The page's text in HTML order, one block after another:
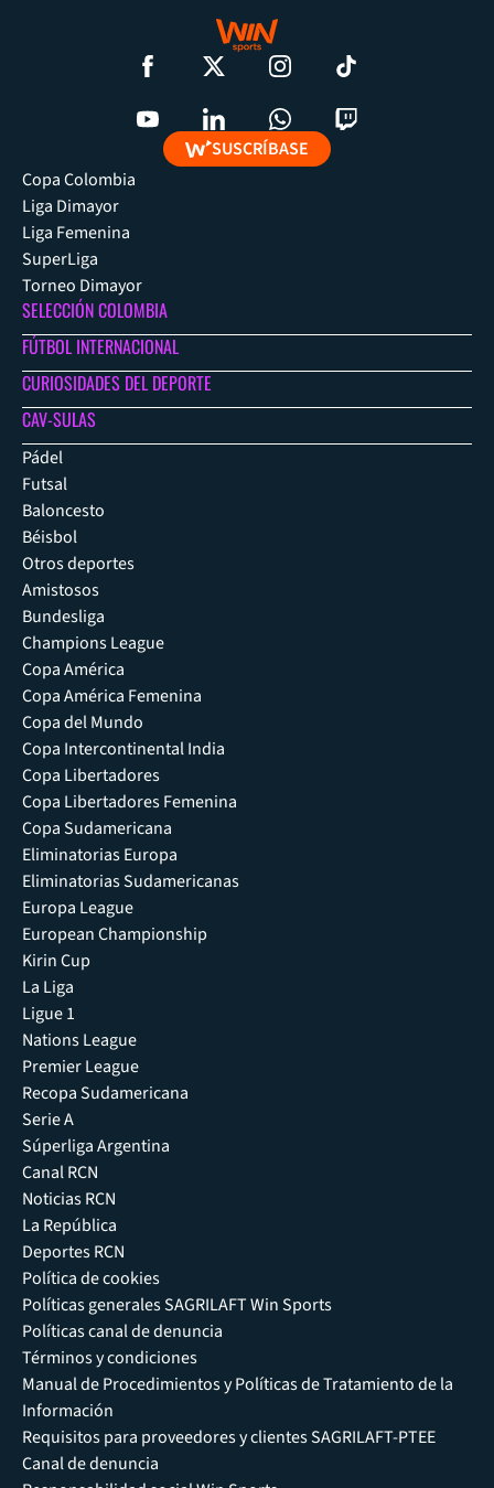
SUSCRÍBASE
Copa Colombia
Liga Dimayor
Liga Femenina
SuperLiga
Torneo Dimayor
SELECCIÓN COLOMBIA
FÚTBOL INTERNACIONAL
CURIOSIDADES DEL DEPORTE
CAV-SULAS
Pádel
Futsal
Baloncesto
Béisbol
Otros deportes
Amistosos
Bundesliga
Champions League
Copa América
Copa América Femenina
Copa del Mundo
Copa Intercontinental India
Copa Libertadores
Copa Libertadores Femenina
Copa Sudamericana
Eliminatorias Europa
Eliminatorias Sudamericanas
Europa League
European Championship
Kirin Cup
La Liga
Ligue 1
Nations League
Premier League
Recopa Sudamericana
Serie A
Súperliga Argentina
Canal RCN
Noticias RCN
La República
Deportes RCN
Política de cookies
Políticas generales SAGRILAFT Win Sports
Políticas canal de denuncia
Términos y condiciones
Manual de Procedimientos y Políticas de Tratamiento de la
Información
Requisitos para proveedores y clientes SAGRILAFT-PTEE
Canal de denuncia